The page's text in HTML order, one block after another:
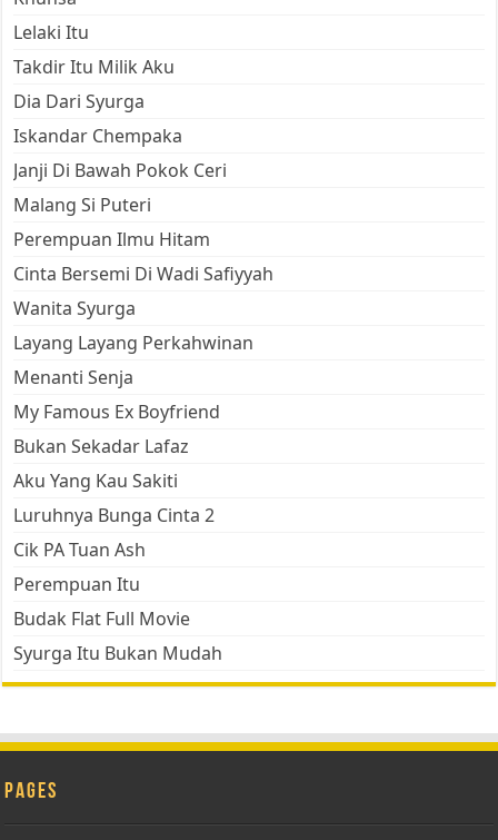
Lelaki Itu
Takdir Itu Milik Aku
Dia Dari Syurga
Iskandar Chempaka
Janji Di Bawah Pokok Ceri
Malang Si Puteri
Perempuan Ilmu Hitam
Cinta Bersemi Di Wadi Safiyyah
Wanita Syurga
Layang Layang Perkahwinan
Menanti Senja
My Famous Ex Boyfriend
Bukan Sekadar Lafaz
Aku Yang Kau Sakiti
Luruhnya Bunga Cinta 2
Cik PA Tuan Ash
Perempuan Itu
Budak Flat Full Movie
Syurga Itu Bukan Mudah
Pages